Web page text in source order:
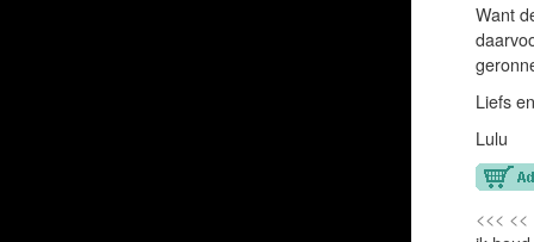
Want
Liefs
Lulu
<<< <<